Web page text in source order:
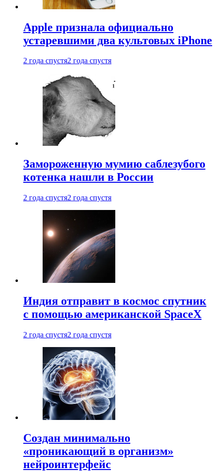
Apple признала официально
устаревшими два культовых iPhone
2 года спустя2 года спустя
Замороженную мумию саблезубого
котенка нашли в России
2 года спустя2 года спустя
Индия отправит в космос спутник
с помощью американской SpaceX
2 года спустя2 года спустя
Создан минимально
«проникающий в организм»
нейроинтерфейс